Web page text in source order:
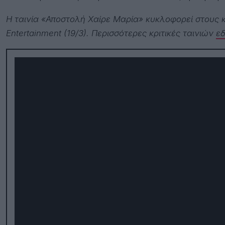
Η ταινία «Αποστολή Χαίρε Μαρία» κυκλοφορεί
Entertainment (19/3). Περισσότερες κριτικές ταινιών